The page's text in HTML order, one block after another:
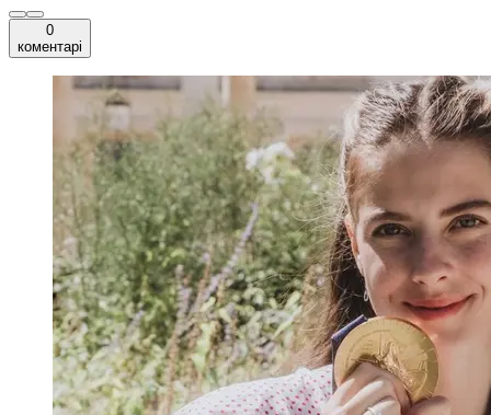
0
коментарі